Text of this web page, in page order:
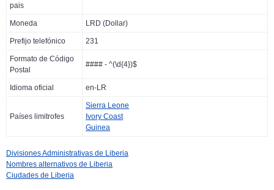
pais
Moneda LRD (Dollar)
Prefijo telefónico 231
Formato de Código
Postal
#### - ^(\d{4})$
Idioma oficial en-LR
Países limitrofes
Sierra Leone
Ivory Coast
Guinea
Divisiones Administrativas de Liberia
Nombres alternativos de Liberia
Ciudades de Liberia